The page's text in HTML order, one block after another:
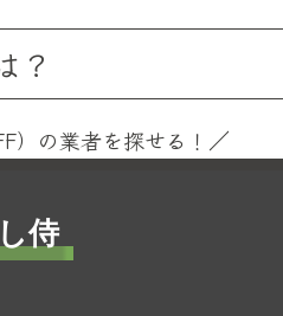
？
）の業者を探せる！／
侍